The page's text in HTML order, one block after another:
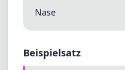
Nase
Beispielsatz